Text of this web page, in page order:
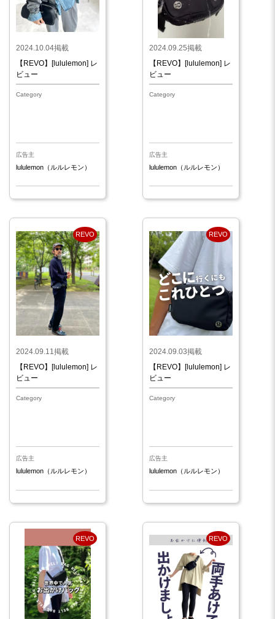
2024.10.04掲載
【REVO】[lululemon] レ
ビュー
Category
広告主
lululemon（ルルレモン）
2024.09.25掲載
【REVO】[lululemon] レ
ビュー
Category
広告主
lululemon（ルルレモン）
REVO
2024.09.11掲載
【REVO】[lululemon] レ
ビュー
Category
広告主
lululemon（ルルレモン）
REVO
2024.09.03掲載
【REVO】[lululemon] レ
ビュー
Category
広告主
lululemon（ルルレモン）
REVO REVO